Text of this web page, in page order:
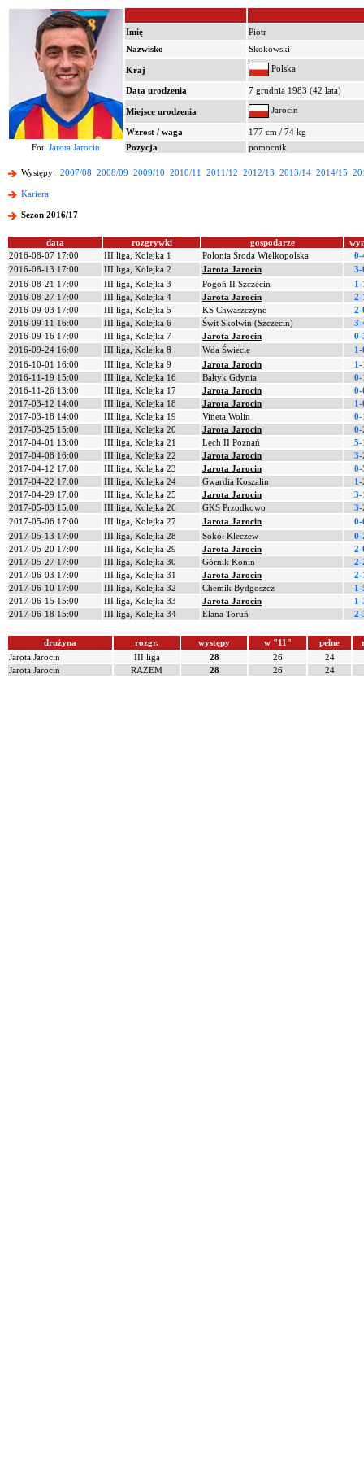
Imię
Piotr
Nazwisko
Skokowski
Kraj Polska
Data urodzenia 7 grudnia 1983 (42 lata)
Miejsce urodzenia Jarocin
Wzrost / waga
177 cm / 74 kg
Fot: Jarota Jarocin Pozycja pomocnik
Występy: 2007/08 2008/09 2009/10 2010/11 2011/12 2012/13 2013/14 2014/15
Kariera
Sezon 2016/17
data rozgrywki gospodarze
2016-08-07 17:00
III liga, Kolejka 1 Polonia Środa Wielkopolska
0-
2016-08-13 17:00
III liga, Kolejka 2 Jarota Jarocin
3-
2016-08-21 17:00
III liga, Kolejka 3 Pogoń II Szczecin
1-
2016-08-27 17:00
III liga, Kolejka 4 Jarota Jarocin
2-
2016-09-03 17:00
III liga, Kolejka 5 KS Chwaszczyno
2-
2016-09-11 16:00
III liga, Kolejka 6 Świt Skolwin (Szczecin)
3-
2016-09-16 17:00
III liga, Kolejka 7 Jarota Jarocin
0-
2016-09-24 16:00
III liga, Kolejka 8 Wda Świecie
1-
2016-10-01 16:00
III liga, Kolejka 9 Jarota Jarocin
1-
2016-11-19 15:00
III liga, Kolejka 16 Bałtyk Gdynia
0-
2016-11-26 13:00
III liga, Kolejka 17 Jarota Jarocin
0-
2017-03-12 14:00
III liga, Kolejka 18 Jarota Jarocin
1-
2017-03-18 14:00
III liga, Kolejka 19 Vineta Wolin
0-
2017-03-25 15:00
III liga, Kolejka 20 Jarota Jarocin
0-
2017-04-01 13:00
III liga, Kolejka 21 Lech II Poznań
5-
2017-04-08 16:00
III liga, Kolejka 22 Jarota Jarocin
3-
2017-04-12 17:00
III liga, Kolejka 23 Jarota Jarocin
0-
2017-04-22 17:00
III liga, Kolejka 24 Gwardia Koszalin
1-
2017-04-29 17:00
III liga, Kolejka 25 Jarota Jarocin
3-
2017-05-03 15:00
III liga, Kolejka 26 GKS Przodkowo
3-
2017-05-06 17:00
III liga, Kolejka 27 Jarota Jarocin
0-
2017-05-13 17:00
III liga, Kolejka 28 Sokół Kleczew
0-
2017-05-20 17:00
III liga, Kolejka 29 Jarota Jarocin
2-
2017-05-27 17:00
III liga, Kolejka 30 Górnik Konin
2-
2017-06-03 17:00
III liga, Kolejka 31 Jarota Jarocin
2-
2017-06-10 17:00
III liga, Kolejka 32 Chemik Bydgoszcz
1-
2017-06-15 15:00
III liga, Kolejka 33 Jarota Jarocin
1-
2017-06-18 15:00
III liga, Kolejka 34 Elana Toruń 2-
drużyna rozgr. występy w "11" pełne
Jarota Jarocin
III liga 28 26
24
Jarota Jarocin
RAZEM 28 26 24